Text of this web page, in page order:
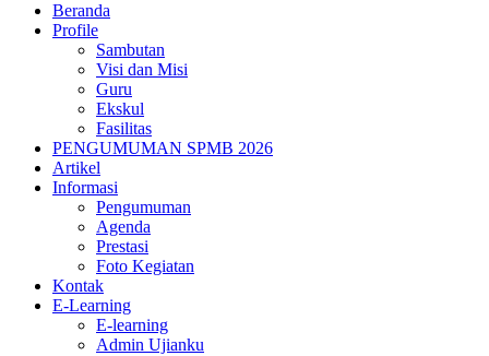
Beranda
Profile
Sambutan
Visi dan Misi
Guru
Ekskul
Fasilitas
PENGUMUMAN SPMB 2026
Artikel
Informasi
Pengumuman
Agenda
Prestasi
Foto Kegiatan
Kontak
E-Learning
E-learning
Admin Ujianku